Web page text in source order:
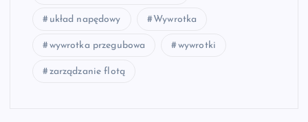
układ napędowy Wywrotka
wywrotka przegubowa wywrotki
zarządzanie flotą